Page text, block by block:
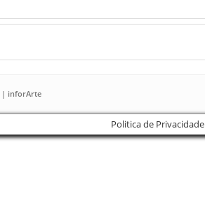
| inforArte
Politica de Privacidade